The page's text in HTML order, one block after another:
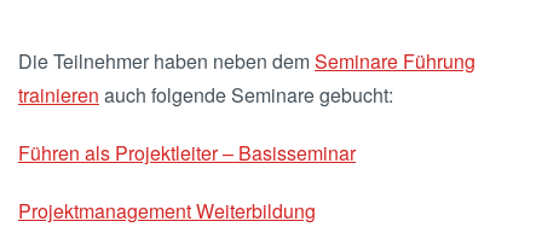
Die Teilnehmer haben neben demSeminare Führung
trainieren auch folgende Seminare gebucht:
Führen als Projektleiter – Basisseminar
Projektmanagement Weiterbildung